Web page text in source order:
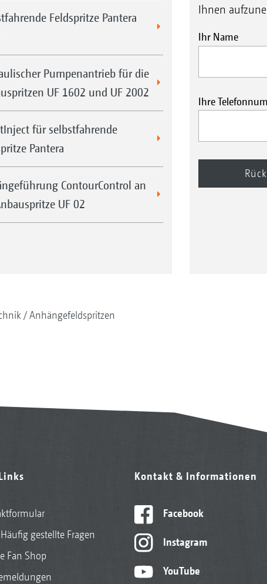
Feldspritze Pantera
Pumpenantrieb für die
UF 1602 und UF 2002
für selbstfahrende
Pantera
ContourControl an
UF 02
Ihnen
Ihr Name
Ihre
Anhängefeldspritzen
Häufig gestellte Fragen
Fan Shop
Kontakt & Informationen
Facebook
Instagram
YouTube